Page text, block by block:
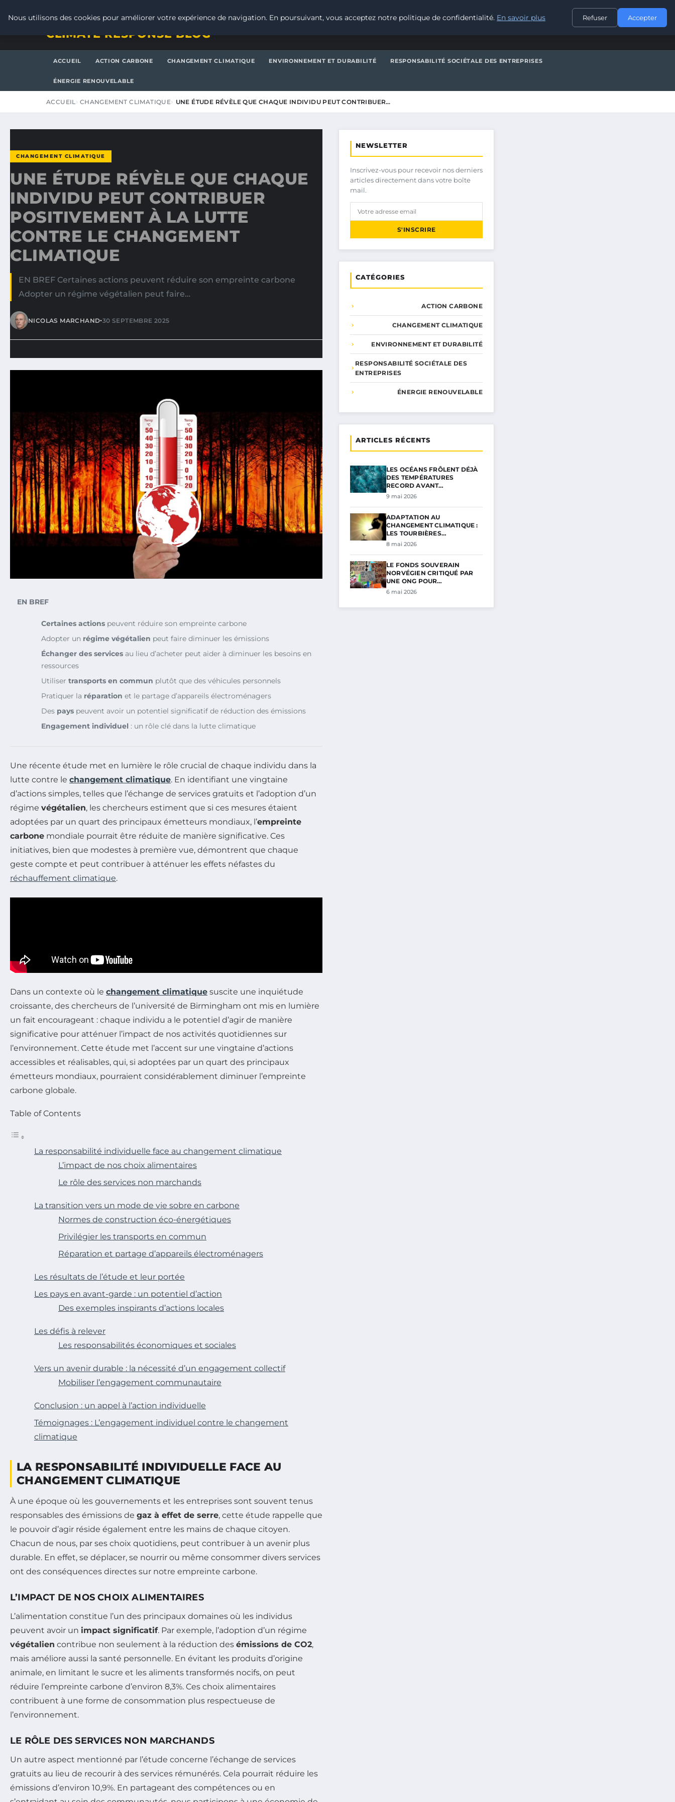
CONTACT
CLIMATE RESPONSE BLOG
ACCUEIL ACTION CARBONE CHANGEMENT CLIMATIQUE ENVIRONNEMENT ET DURABILITÉ RESPONSABILITÉ SOCIÉTALE DES ENTREPRISES
ÉNERGIE RENOUVELABLE
ACCUEIL CHANGEMENT CLIMATIQUE UNE ÉTUDE RÉVÈLE QUE CHAQUE INDIVIDU PEUT CONTRIBUER…
CHANGEMENT CLIMATIQUE
UNE ÉTUDE RÉVÈLE QUE CHAQUE
INDIVIDU PEUT CONTRIBUER
POSITIVEMENT À LA LUTTE
CONTRE LE CHANGEMENT
CLIMATIQUE
EN BREF Certaines actions peuvent réduire son empreinte carbone
Adopter un régime végétalien peut faire…
NICOLAS MARCHAND•30 SEPTEMBRE 2025
EN BREF
Certaines actions peuvent réduire son empreinte carbone
Adopter un régime végétalien peut faire diminuer les émissions
Échanger des services au lieu d’acheter peut aider à diminuer les besoins en
ressources
Utiliser transports en commun plutôt que des véhicules personnels
Pratiquer la réparation et le partage d’appareils électroménagers
Des pays peuvent avoir un potentiel significatif de réduction des émissions
Engagement individuel : un rôle clé dans la lutte climatique
Une récente étude met en lumière le rôle crucial de chaque individu dans la
lutte contre le changement climatique. En identifiant une vingtaine
d’actions simples, telles que l’échange de services gratuits et l’adoption d’un
régime végétalien, les chercheurs estiment que si ces mesures étaient
adoptées par un quart des principaux émetteurs mondiaux, l’empreinte
carbone mondiale pourrait être réduite de manière significative. Ces
initiatives, bien que modestes à première vue, démontrent que chaque
geste compte et peut contribuer à atténuer les effets néfastes du
réchauffement climatique.
Dans un contexte où le changement climatique suscite une inquiétude
croissante, des chercheurs de l’université de Birmingham ont mis en lumière
un fait encourageant : chaque individu a le potentiel d’agir de manière
significative pour atténuer l’impact de nos activités quotidiennes sur
l’environnement. Cette étude met l’accent sur une vingtaine d’actions
accessibles et réalisables, qui, si adoptées par un quart des principaux
émetteurs mondiaux, pourraient considérablement diminuer l’empreinte
carbone globale.
Table of Contents
La responsabilité individuelle face au changement climatique
L’impact de nos choix alimentaires
Le rôle des services non marchands
La transition vers un mode de vie sobre en carbone
Normes de construction éco-énergétiques
Privilégier les transports en commun
Réparation et partage d’appareils électroménagers
Les résultats de l’étude et leur portée
Les pays en avant-garde : un potentiel d’action
Des exemples inspirants d’actions locales
Les défis à relever
Les responsabilités économiques et sociales
Vers un avenir durable : la nécessité d’un engagement collectif
Mobiliser l’engagement communautaire
Conclusion : un appel à l’action individuelle
Témoignages : L’engagement individuel contre le changement
climatique
LA RESPONSABILITÉ INDIVIDUELLE FACE AU
CHANGEMENT CLIMATIQUE
À une époque où les gouvernements et les entreprises sont souvent tenus
responsables des émissions de gaz à effet de serre, cette étude rappelle que
le pouvoir d’agir réside également entre les mains de chaque citoyen.
Chacun de nous, par ses choix quotidiens, peut contribuer à un avenir plus
durable. En effet, se déplacer, se nourrir ou même consommer divers services
ont des conséquences directes sur notre empreinte carbone.
L’IMPACT DE NOS CHOIX ALIMENTAIRES
L’alimentation constitue l’un des principaux domaines où les individus
peuvent avoir un impact significatif. Par exemple, l’adoption d’un régime
végétalien contribue non seulement à la réduction des émissions de CO2,
mais améliore aussi la santé personnelle. En évitant les produits d’origine
animale, en limitant le sucre et les aliments transformés nocifs, on peut
réduire l’empreinte carbone d’environ 8,3%. Ces choix alimentaires
contribuent à une forme de consommation plus respectueuse de
l’environnement.
LE RÔLE DES SERVICES NON MARCHANDS
Un autre aspect mentionné par l’étude concerne l’échange de services
gratuits au lieu de recourir à des services rémunérés. Cela pourrait réduire les
émissions d’environ 10,9%. En partageant des compétences ou en
NEWSLETTER
Inscrivez-vous pour recevoir nos derniers
articles directement dans votre boîte
mail.
S'INSCRIRE
CATÉGORIES
ACTION CARBONE
CHANGEMENT CLIMATIQUE
ENVIRONNEMENT ET DURABILITÉ
RESPONSABILITÉ SOCIÉTALE DES
ENTREPRISES
ÉNERGIE RENOUVELABLE
ARTICLES RÉCENTS
LES OCÉANS FRÔLENT DÉJÀ
DES TEMPÉRATURES
RECORD AVANT…
9 mai 2026
ADAPTATION AU
CHANGEMENT CLIMATIQUE :
LES TOURBIÈRES…
8 mai 2026
LE FONDS SOUVERAIN
NORVÉGIEN CRITIQUÉ PAR
UNE ONG POUR…
6 mai 2026
Nous utilisons des cookies pour améliorer votre expérience de navigation. En poursuivant, vous acceptez notre politique de confidentialité. En savoir plus Refuser Accepter